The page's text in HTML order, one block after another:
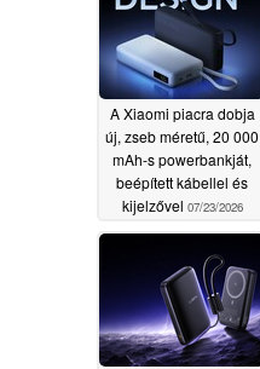
A Xiaomi piacra dobja
új, zseb méretű, 20 000
mAh-s powerbankját,
beépített kábellel és
kijelzővel 07/23/2026